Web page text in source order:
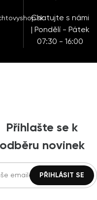
Chatujte s námi
| Pondělí - Pátek
07:30 - 16:00
Přihlašte se k
odběru novinek